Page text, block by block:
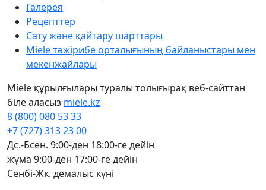
Галерея
Рецепттер
Сату және қайтару шарттары
Miele тәжірибе орталығының байланыстары мен
мекенжайлары
Miele құрылғылары туралы толығырақ веб-сайттан
біле аласыз miele.kz
8 (800) 080 53 33
+7 (727) 313 23 00
Дс.-Бсен. 9:00-ден 18:00-ге дейін
жұма 9:00-ден 17:00-ге дейін
Сенбі-Жк. демалыс күні